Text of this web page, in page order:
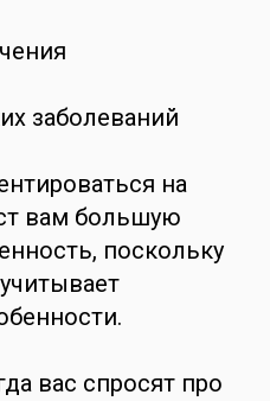
заболеваний
на
вам большую
поскольку
вас спросят про